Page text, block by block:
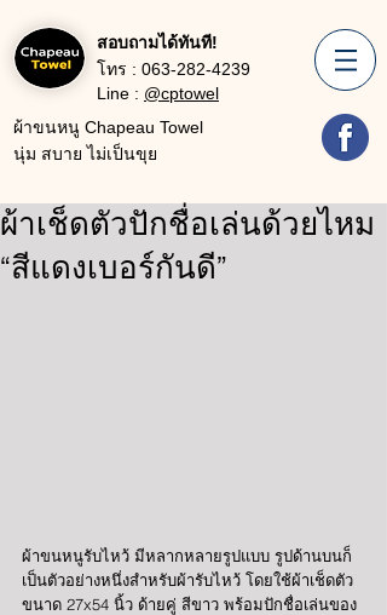
สอบถามได้ทันที!
โทร : 063-282-4239
Line : @cptowel
ผ้าขนหนู Chapeau Towel
นุ่ม สบาย ไม่เป็นขุย
ผ้าเช็ดตัวปักชื่อเล่นด้วยไหม
“สีแดงเบอร์กันดี”
ผ้าขนหนูรับไหว้ มีหลากหลายรูปแบบ รูปด้านบนก็
เป็นตัวอย่างหนึ่งสำหรับผ้ารับไหว้ โดยใช้ผ้าเช็ดตัว
ขนาด 27x54 นิ้ว ด้ายคู่ สีขาว พร้อมปักชื่อเล่นของ